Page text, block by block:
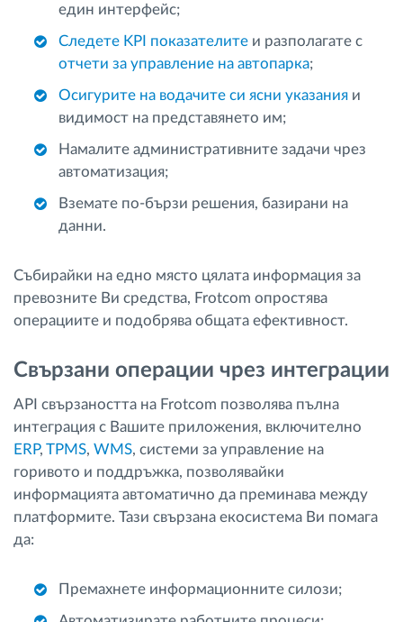
един интерфейс;
Следете KPI показателите и разполагате с
отчети за управление на автопарка;
Осигурите на водачите си ясни указания и
видимост на представянето им;
Намалите административните задачи чрез
автоматизация;
Вземате по-бързи решения, базирани на
данни.
Събирайки на едно място цялата информация за
превозните Ви средства, Frotcom опростява
операциите и подобрява общата ефективност.
Свързани операции чрез интеграции
API свързаността на Frotcom позволява пълна
интеграция с Вашите приложения, включително
ERP, TPMS, WMS, системи за управление на
горивото и поддръжка, позволявайки
информацията автоматично да преминава между
платформите. Тази свързана екосистема Ви помага
да:
Премахнете информационните силози;